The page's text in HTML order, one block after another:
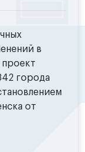
в
города
от